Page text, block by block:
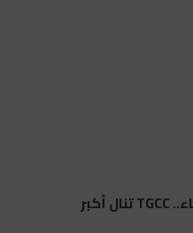
ملعب تيسيما يدخل مرحلة البناء.. TGCC تنال أكبر